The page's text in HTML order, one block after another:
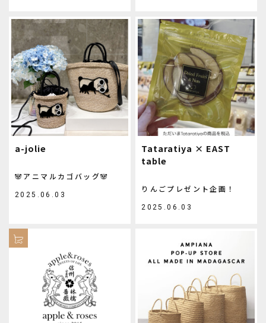
a-jolie
🐼アニマルカゴバッグ🐼
2025.06.03
Tataratiya × EAST
table
りんごプレゼント企画！
2025.06.03